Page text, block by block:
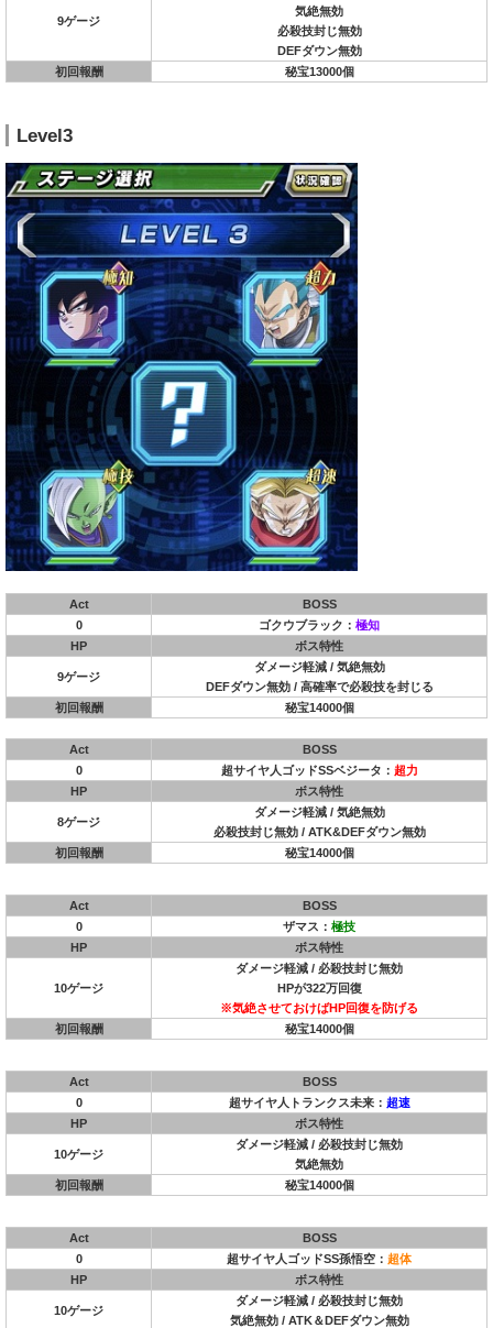
9ゲージ
気絶無効
必殺技封じ無効
DEFダウン無効
初回報酬
秘宝13000個
Level3
Act
BOSS
0
ゴクウブラック： 極知
HP
ボス特性
9ゲージ
ダメージ軽減 / 気絶無効
DEFダウン無効 / 高確率で必殺技を封じる
初回報酬
秘宝14000個
Act
BOSS
0
超サイヤ人ゴッドSSベジータ： 超力
HP
ボス特性
8ゲージ
ダメージ軽減 / 気絶無効
必殺技封じ無効 / ATK&DEFダウン無効
初回報酬
秘宝14000個
Act
BOSS
0
ザマス： 極技
HP
ボス特性
10ゲージ
ダメージ軽減 / 必殺技封じ無効
HPが322万回復
※気絶させておけばHP回復を防げる
初回報酬
秘宝14000個
Act
BOSS
0
超サイヤ人トランクス未来： 超速
HP
ボス特性
10ゲージ
ダメージ軽減 / 必殺技封じ無効
気絶無効
初回報酬
秘宝14000個
Act
BOSS
0
超サイヤ人ゴッドSS孫悟空： 超体
HP
ボス特性
10ゲージ
ダメージ軽減 / 必殺技封じ無効
気絶無効 / ATK＆DEFダウン無効